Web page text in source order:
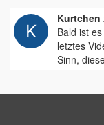
Kurtchen
Bald ist
letztes
Sinn,